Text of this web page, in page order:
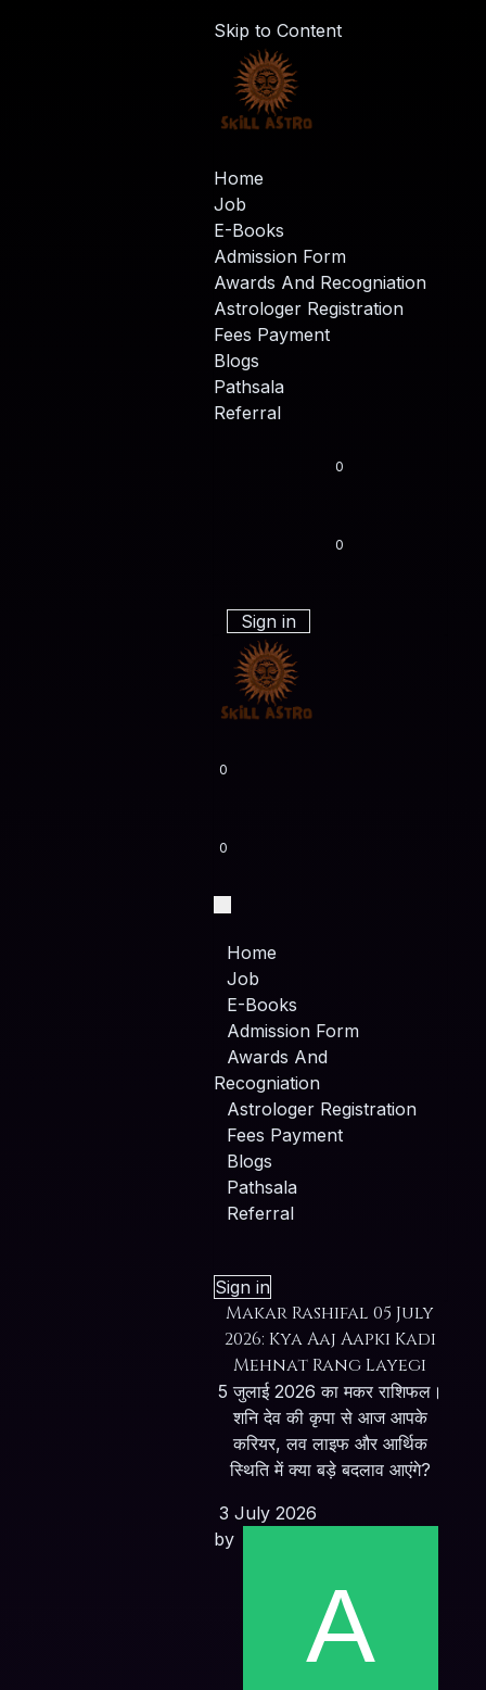
Skip to Content
Home
Job
E-Books
Admission Form
Awards And Recogniation
Astrologer Registration
Fees Payment
Blogs
Pathsala
Referral
0
0
Sign in
0
0
Home
Job
E-Books
Admission Form
Awards And
Recogniation
Astrologer Registration
Fees Payment
Blogs
Pathsala
Referral
Sign in
Makar Rashifal 05 July
2026: Kya Aaj Aapki Kadi
Mehnat Rang Layegi
5 जुलाई 2026 का मकर राशिफल।
शनि देव की कृपा से आज आपके
करियर, लव लाइफ और आर्थिक
स्थिति में क्या बड़े बदलाव आएंगे?
3 July 2026
by